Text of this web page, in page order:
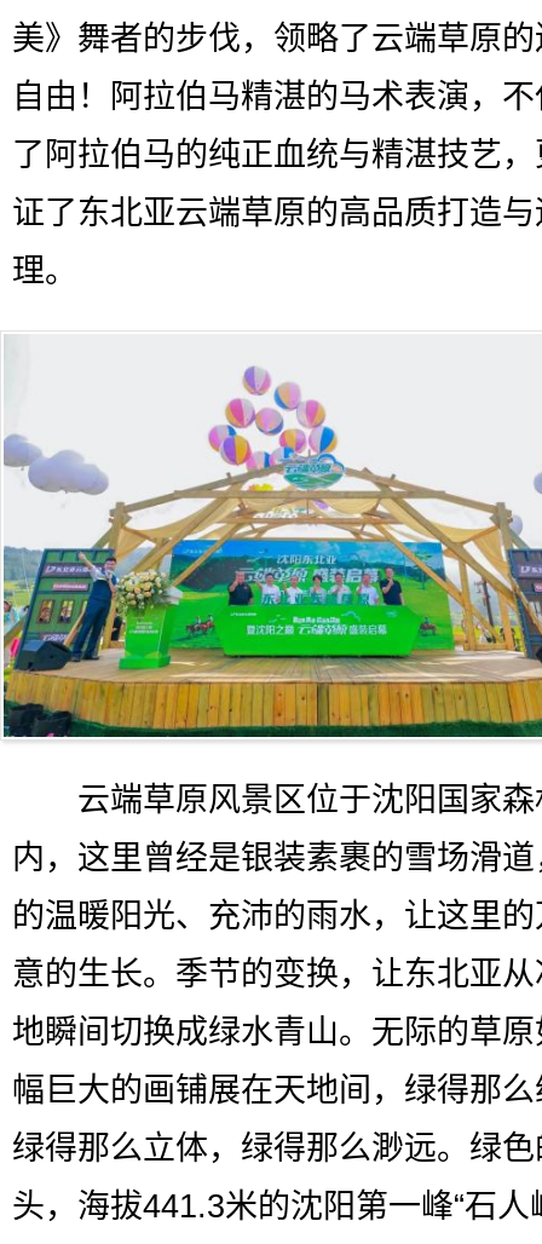
美》舞者的步伐，领略了云端草原
自由！阿拉伯马精湛的马术表演，
了阿拉伯马的纯正血统与精湛技艺
证了东北亚云端草原的高品质打造
理。
云端草原风景区位于沈阳国家森
内，这里曾经是银装素裹的雪场滑
的温暖阳光、充沛的雨水，让这里
意的生长。季节的变换，让东北亚
地瞬间切换成绿水青山。无际的草
幅巨大的画铺展在天地间，绿得那
绿得那么立体，绿得那么渺远。绿
头，海拔441.3米的沈阳第一峰“石人